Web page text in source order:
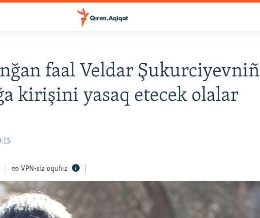
faal Veldar Şukurciyevniñ
kirişini yasaq etecek olalar
VPN-siz oquñız